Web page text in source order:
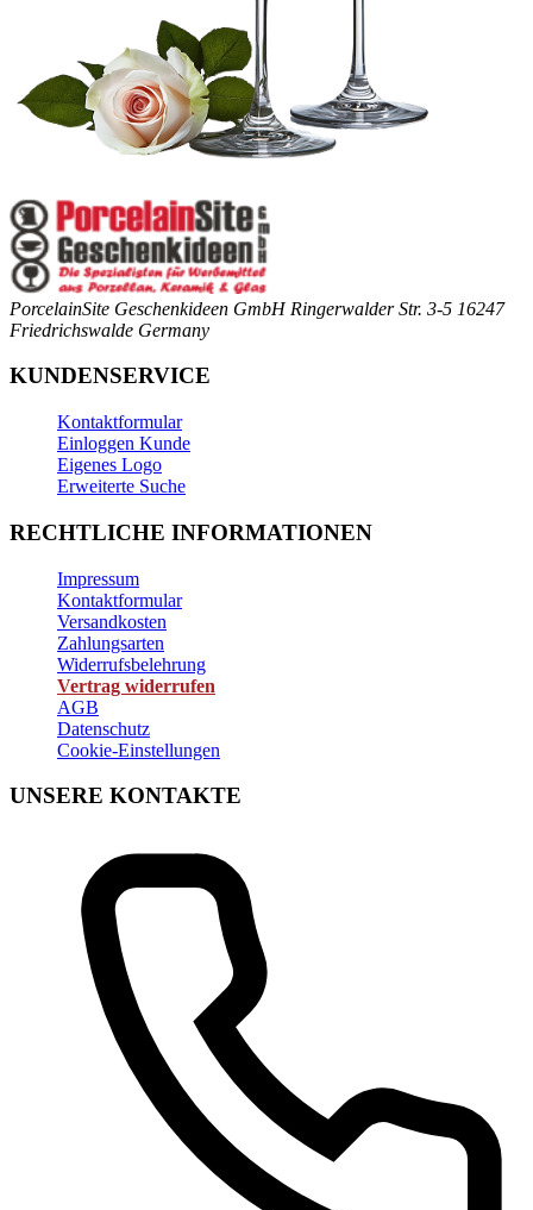
PorcelainSite Geschenkideen GmbH Ringerwalder Str. 3-5 16247
Friedrichswalde Germany
KUNDENSERVICE
Kontaktformular
Einloggen Kunde
Eigenes Logo
Erweiterte Suche
RECHTLICHE INFORMATIONEN
Impressum
Kontaktformular
Versandkosten
Zahlungsarten
Widerrufsbelehrung
Vertrag widerrufen
AGB
Datenschutz
Cookie-Einstellungen
UNSERE KONTAKTE